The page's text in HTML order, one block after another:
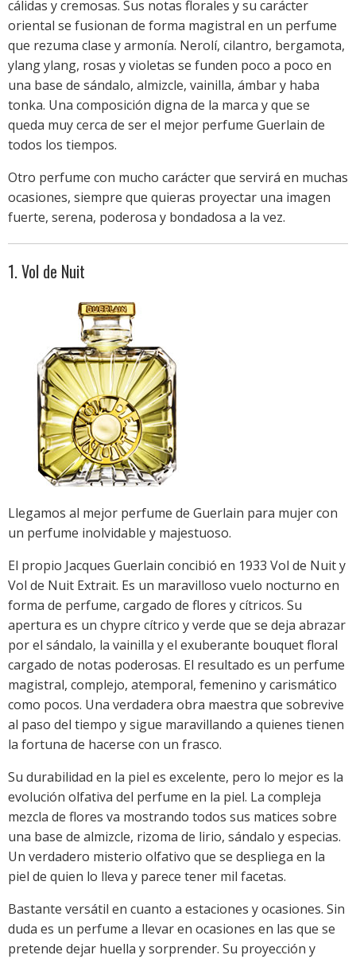
cálidas y cremosas. Sus notas florales y su carácter
oriental se fusionan de forma magistral en un perfume
que rezuma clase y armonía. Nerolí, cilantro, bergamota,
ylang ylang, rosas y violetas se funden poco a poco en
una base de sándalo, almizcle, vainilla, ámbar y haba
tonka. Una composición digna de la marca y que se
queda muy cerca de ser el mejor perfume Guerlain de
todos los tiempos.
Otro perfume con mucho carácter que servirá en muchas
ocasiones, siempre que quieras proyectar una imagen
fuerte, serena, poderosa y bondadosa a la vez.
1. Vol de Nuit
Llegamos al mejor perfume de Guerlain para mujer con
un perfume inolvidable y majestuoso.
El propio Jacques Guerlain concibió en 1933 Vol de Nuit y
Vol de Nuit Extrait. Es un maravilloso vuelo nocturno en
forma de perfume, cargado de flores y cítricos. Su
apertura es un chypre cítrico y verde que se deja abrazar
por el sándalo, la vainilla y el exuberante bouquet floral
cargado de notas poderosas. El resultado es un perfume
magistral, complejo, atemporal, femenino y carismático
como pocos. Una verdadera obra maestra que sobrevive
al paso del tiempo y sigue maravillando a quienes tienen
la fortuna de hacerse con un frasco.
Su durabilidad en la piel es excelente, pero lo mejor es la
evolución olfativa del perfume en la piel. La compleja
mezcla de flores va mostrando todos sus matices sobre
una base de almizcle, rizoma de lirio, sándalo y especias.
Un verdadero misterio olfativo que se despliega en la
piel de quien lo lleva y parece tener mil facetas.
Bastante versátil en cuanto a estaciones y ocasiones. Sin
duda es un perfume a llevar en ocasiones en las que se
pretende dejar huella y sorprender. Su proyección y